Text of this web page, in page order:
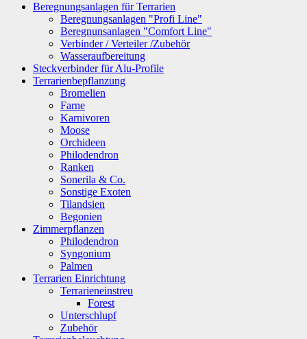
Beregnungsanlagen für Terrarien
Beregnungsanlagen "Profi Line"
Beregnunsanlagen "Comfort Line"
Verbinder / Verteiler /Zubehör
Wasseraufbereitung
Steckverbinder für Alu-Profile
Terrarienbepflanzung
Bromelien
Farne
Karnivoren
Moose
Orchideen
Philodendron
Ranken
Sonerila & Co.
Sonstige Exoten
Tilandsien
Begonien
Zimmerpflanzen
Philodendron
Syngonium
Palmen
Terrarien Einrichtung
Terrarieneinstreu
Forest
Unterschlupf
Zubehör